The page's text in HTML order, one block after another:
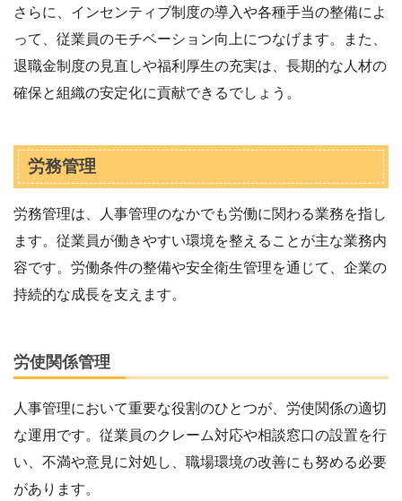
さらに、インセンティブ制度の導入や各種手当の整備によ
って、従業員のモチベーション向上につなげます。また、
退職金制度の見直しや福利厚生の充実は、長期的な人材の
確保と組織の安定化に貢献できるでしょう。
労務管理
労務管理は、人事管理のなかでも労働に関わる業務を指し
ます。従業員が働きやすい環境を整えることが主な業務内
容です。労働条件の整備や安全衛生管理を通じて、企業の
持続的な成長を支えます。
労使関係管理
人事管理において重要な役割のひとつが、労使関係の適切
な運用です。従業員のクレーム対応や相談窓口の設置を行
い、不満や意見に対処し、職場環境の改善にも努める必要
があります。